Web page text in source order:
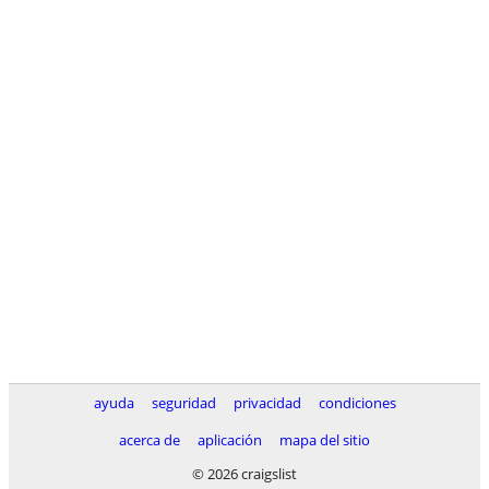
ayuda seguridad privacidad
condiciones
acerca de
aplicación
mapa del sitio
© 2026 craigslist